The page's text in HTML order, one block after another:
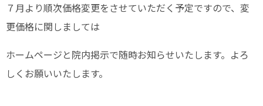
７月より順次価格変更をさせていただく予定ですので、変
更価格に関しましては
ホームページと院内掲示で随時お知らせいたします。よろ
しくお願いいたします。